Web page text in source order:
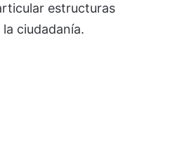
estructuras
ciudadanía.